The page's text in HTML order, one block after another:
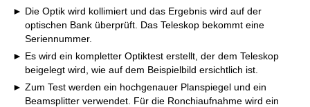
Die Optik wird kollimiert und das Ergebnis wird auf der
optischen Bank überprüft. Das Teleskop bekommt eine
Seriennummer.
Es wird ein kompletter Optiktest erstellt, der dem Teleskop
beigelegt wird, wie auf dem Beispielbild ersichtlich ist.
Zum Test werden ein hochgenauer Planspiegel und ein
Beamsplitter verwendet. Für die Ronchiaufnahme wird ein